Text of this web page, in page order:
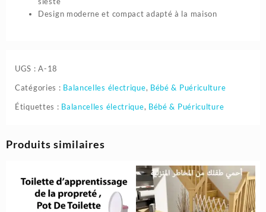
Design moderne et compact adapté à la maison
UGS :A-18
Catégories : Balancelles électrique, Bébé & Puériculture
Étiquettes : Balancelles électrique, Bébé & Puériculture
Produits similaires